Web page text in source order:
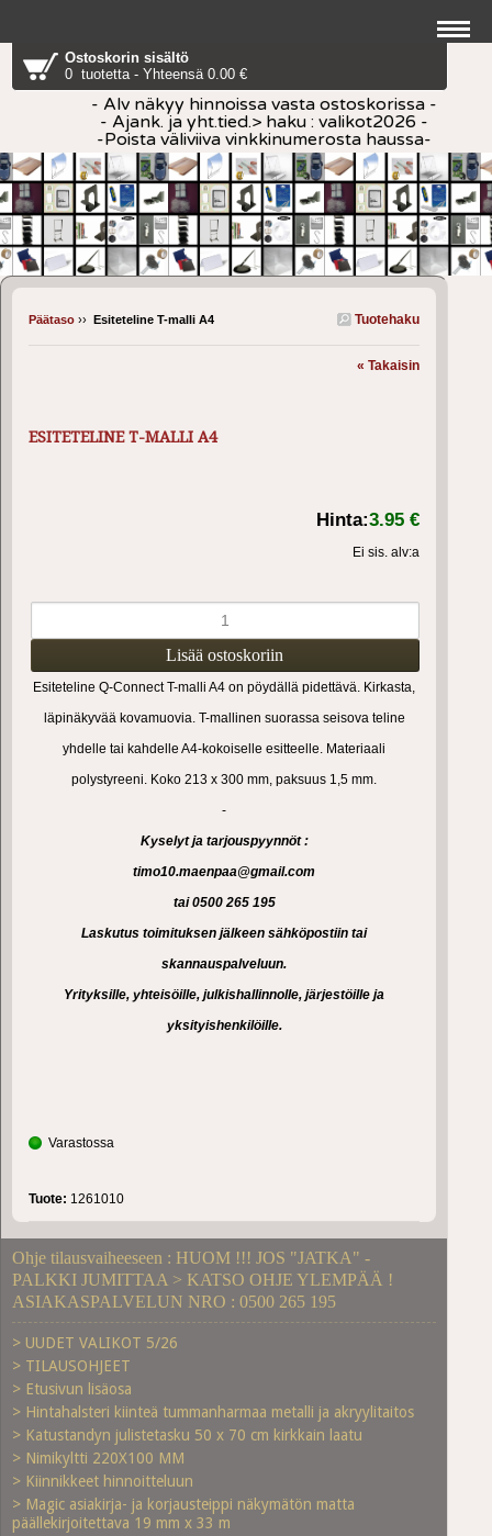
Ostoskorin sisältö
0 tuotetta - Yhteensä 0.00 €
- Alv näkyy hinnoissa vasta ostoskorissa -
- Ajank. ja yht.tied.> haku : valikot2026 -
-Poista väliviiva vinkkinumerosta haussa-
Tuotehaku
Päätaso ›› Esiteteline T-malli A4
« Takaisin
ESITETELINE T-MALLI A4
Hinta:3.95 €
Ei sis. alv:a
Esiteteline Q-Connect T-malli A4 on pöydällä pidettävä. Kirkasta,
läpinäkyvää kovamuovia. T-mallinen suorassa seisova teline
yhdelle tai kahdelle A4-kokoiselle esitteelle. Materiaali
polystyreeni. Koko 213 x 300 mm, paksuus 1,5 mm.
-
Kyselyt ja tarjouspyynnöt :
timo10.maenpaa@gmail.com
tai 0500 265 195
Laskutus toimituksen jälkeen sähköpostiin tai
skannauspalveluun.
Yrityksille, yhteisöille, julkishallinnolle, järjestöille ja
yksityishenkilöille.
Varastossa
Tuote: 1261010
Ohje tilausvaiheeseen : HUOM !!! JOS "JATKA" -
PALKKI JUMITTAA > KATSO OHJE YLEMPÄÄ !
ASIAKASPALVELUN NRO : 0500 265 195
> UUDET VALIKOT 5/26
> TILAUSOHJEET
> Etusivun lisäosa
> Hintahalsteri kiinteä tummanharmaa metalli ja akryylitaitos
> Katustandyn julistetasku 50 x 70 cm kirkkain laatu
> Nimikyltti 220X100 MM
> Kiinnikkeet hinnoitteluun
> Magic asiakirja- ja korjausteippi näkymätön matta
päällekirjoitettava 19 mm x 33 m